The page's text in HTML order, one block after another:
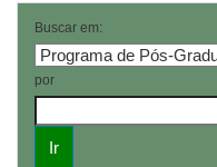
Buscar em:
por